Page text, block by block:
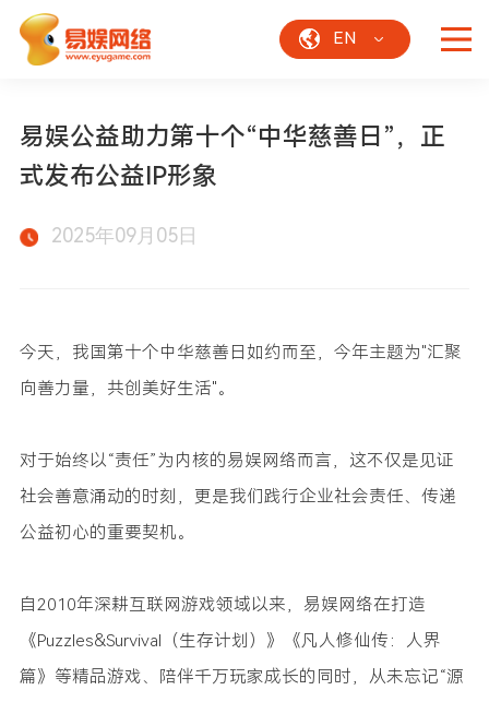
EN
易娱公益助力第十个“中华慈善日”，正
式发布公益IP形象
2025年09月05日
今天，我国第十个中华慈善日如约而至，今年主题为"汇聚
向善力量，共创美好生活"。
对于始终以“责任”为内核的易娱网络而言，这不仅是见证
社会善意涌动的时刻，更是我们践行企业社会责任、传递
公益初心的重要契机。
自2010年深耕互联网游戏领域以来，易娱网络在打造
《Puzzles&Survival（生存计划）》《凡人修仙传：人界
篇》等精品游戏、陪伴千万玩家成长的同时，从未忘记“源